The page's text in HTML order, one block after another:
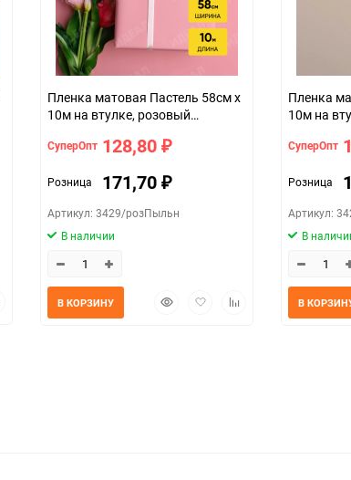
Пленка матовая Пастель 58см х
10м на втулке, розовый
СуперОпт 128,80 ₽
Розница 171,70 ₽
Артикул: 3429/розПыльн
В наличии
БыстрыйДобавитьДобавить
В КОРЗИНУ
Пленка матовая
10м на
СуперОпт
Розница
Артикул:
В
В